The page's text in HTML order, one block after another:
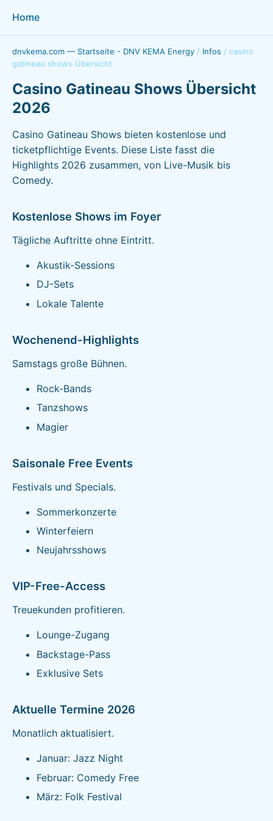
Home
dnvkema.com — Startseite - DNV KEMA Energy / Infos / casino
gatineau shows Übersicht
Casino Gatineau Shows Übersicht
2026
Casino Gatineau Shows bieten kostenlose und
ticketpflichtige Events. Diese Liste fasst die
Highlights 2026 zusammen, von Live-Musik bis
Comedy.
Kostenlose Shows im Foyer
Tägliche Auftritte ohne Eintritt.
Akustik-Sessions
DJ-Sets
Lokale Talente
Wochenend-Highlights
Samstags große Bühnen.
Rock-Bands
Tanzshows
Magier
Saisonale Free Events
Festivals und Specials.
Sommerkonzerte
Winterfeiern
Neujahrsshows
VIP-Free-Access
Treuekunden profitieren.
Lounge-Zugang
Backstage-Pass
Exklusive Sets
Aktuelle Termine 2026
Monatlich aktualisiert.
Januar: Jazz Night
Februar: Comedy Free
März: Folk Festival